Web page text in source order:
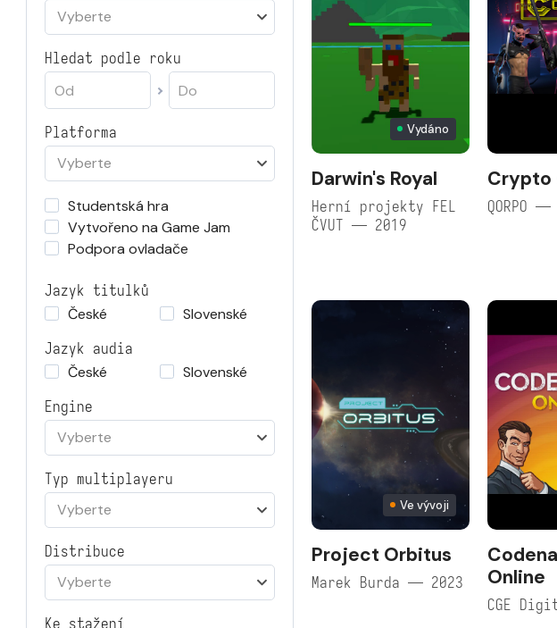
Vyberte
Hledat podle roku
Platforma
Vyberte
Studentská hra
Vytvořeno na Game Jam
Podpora ovladače
Jazyk titulků
České
Slovenské
Jazyk audia
České
Slovenské
Engine
Vyberte
Typ multiplayeru
Vyberte
Distribuce
Vyberte
Ke stažení
Vydáno
Darwin's Royal
Herní projekty FEL
ČVUT — 2019
Crypto
QORPO —
Ve vývoji
Project Orbitus
Marek Burda — 2023
Online
CGE